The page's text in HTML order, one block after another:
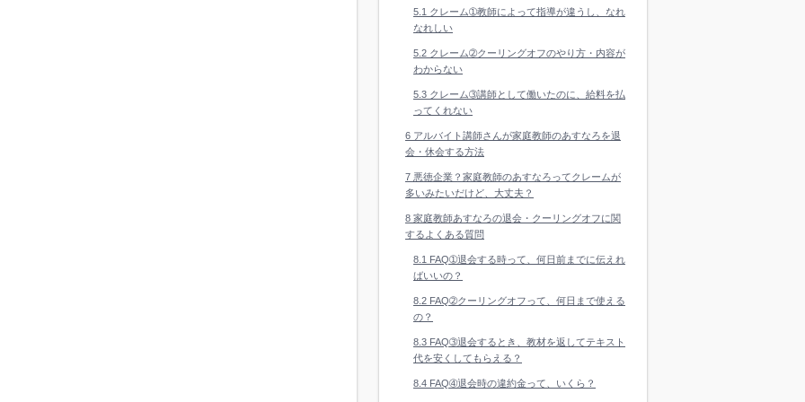
5.1 クレーム➀教師によって指導が違うし、なれ
なれしい
5.2 クレーム➁クーリングオフのやり方・内容が
わからない
5.3 クレーム➂講師として働いたのに、給料を払
ってくれない
6 アルバイト講師さんが家庭教師のあすなろを退
会・休会する方法
7 悪徳企業？家庭教師のあすなろってクレームが
多いみたいだけど、大丈夫？
8 家庭教師あすなろの退会・クーリングオフに関
するよくある質問
8.1 FAQ➀退会する時って、何日前までに伝えれ
ばいいの？
8.2 FAQ➁クーリングオフって、何日まで使える
の？
8.3 FAQ➂退会するとき、教材を返してテキスト
代を安くしてもらえる？
8.4 FAQ➃退会時の違約金って、いくら？